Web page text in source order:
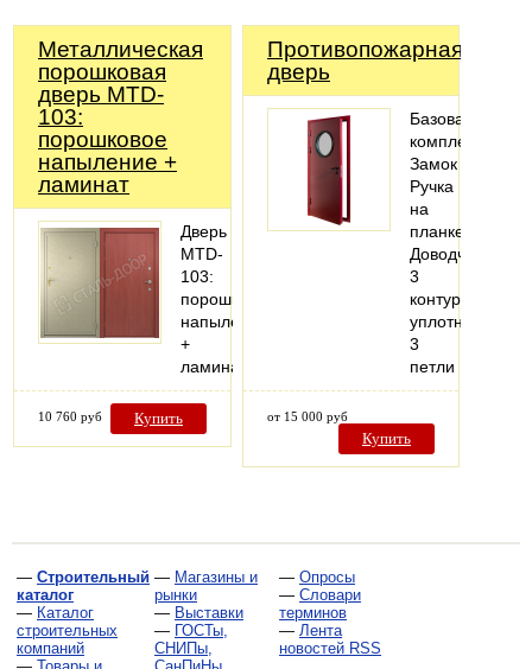
Металлическая
порошковая
дверь MTD-
103:
порошковое
напыление +
ламинат
Дверь
MTD-
103:
порошковое
напыление
+
ламинат
10 760 руб Купить
Противопожарная
дверь
Базовая
комплектация:
Замок
Ручка
на
планке
Доводчик
3
контура
уплотнения
3
петли
от 15 000 руб
Купить
— Строительный
каталог
— Каталог
строительных
компаний
— Товары и
— Магазины и
рынки
— Выставки
— ГОСТы,
СНИПы,
СанПиНы
— Опросы
— Словари
терминов
— Лента
новостей RSS